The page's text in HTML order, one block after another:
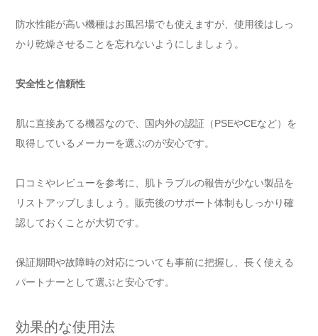
防水性能が高い機種はお風呂場でも使えますが、使用後はしっ
かり乾燥させることを忘れないようにしましょう。
安全性と信頼性
肌に直接あてる機器なので、国内外の認証（PSEやCEなど）を
取得しているメーカーを選ぶのが安心です。
口コミやレビューを参考に、肌トラブルの報告が少ない製品を
リストアップしましょう。販売後のサポート体制もしっかり確
認しておくことが大切です。
保証期間や故障時の対応についても事前に把握し、長く使える
パートナーとして選ぶと安心です。
効果的な使用法